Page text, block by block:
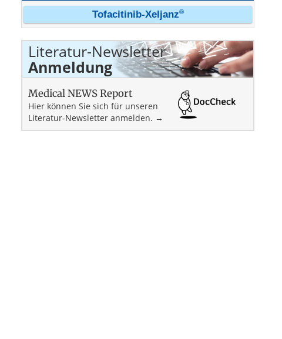
Tofacitinib-Xeljanz®
Literatur-Newsletter
Anmeldung
Medical NEWS Report
Hier können Sie sich für unseren
Literatur-Newsletter anmelden. →